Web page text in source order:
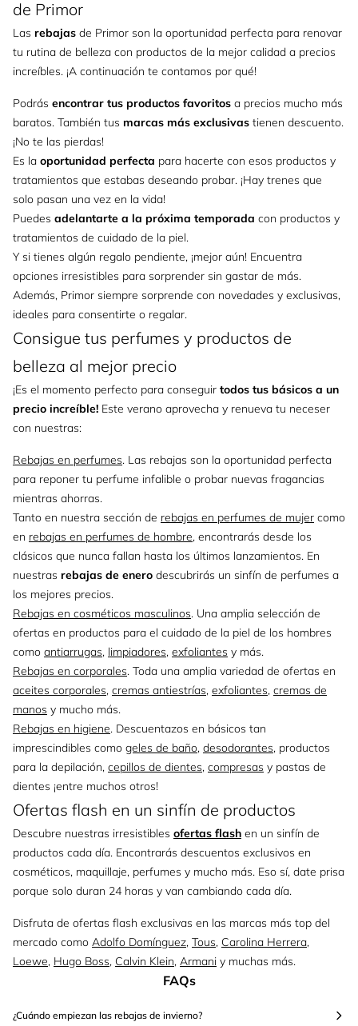
de Primor
Las rebajas de Primor son la oportunidad perfecta para renovar
tu rutina de belleza con productos de la mejor calidad a precios
increíbles. ¡A continuación te contamos por qué!
Podrás encontrar tus productos favoritos a precios mucho más
baratos. También tus marcas más exclusivas tienen descuento.
¡No te las pierdas!
Es la oportunidad perfecta para hacerte con esos productos y
tratamientos que estabas deseando probar. ¡Hay trenes que
solo pasan una vez en la vida!
Puedes adelantarte a la próxima temporada con productos y
tratamientos de cuidado de la piel.
Y si tienes algún regalo pendiente, ¡mejor aún! Encuentra
opciones irresistibles para sorprender sin gastar de más.
Además, Primor siempre sorprende con novedades y exclusivas,
ideales para consentirte o regalar.
Consigue tus perfumes y productos de
belleza al mejor precio
¡Es el momento perfecto para conseguir todos tus básicos a un
precio increíble! Este verano aprovecha y renueva tu neceser
con nuestras:
Rebajas en perfumes. Las rebajas son la oportunidad perfecta
para reponer tu perfume infalible o probar nuevas fragancias
mientras ahorras.
Tanto en nuestra sección de rebajas en perfumes de mujer como
en rebajas en perfumes de hombre, encontrarás desde los
clásicos que nunca fallan hasta los últimos lanzamientos. En
nuestras rebajas de enero descubrirás un sinfín de perfumes a
los mejores precios.
Rebajas en cosméticos masculinos. Una amplia selección de
ofertas en productos para el cuidado de la piel de los hombres
como antiarrugas, limpiadores, exfoliantes y más.
Rebajas en corporales. Toda una amplia variedad de ofertas en
aceites corporales, cremas antiestrías, exfoliantes, cremas de
manos y mucho más.
Rebajas en higiene. Descuentazos en básicos tan
imprescindibles como geles de baño, desodorantes, productos
para la depilación, cepillos de dientes, compresas y pastas de
dientes ¡entre muchos otros!
Ofertas flash en un sinfín de productos
Descubre nuestras irresistibles ofertas flash en un sinfín de
productos cada día. Encontrarás descuentos exclusivos en
cosméticos, maquillaje, perfumes y mucho más. Eso sí, date prisa
porque solo duran 24 horas y van cambiando cada día.
Disfruta de ofertas flash exclusivas en las marcas más top del
mercado como Adolfo Domínguez, Tous, Carolina Herrera,
Loewe, Hugo Boss, Calvin Klein, Armani y muchas más.
FAQs
¿Cuándo empiezan las rebajas de invierno?